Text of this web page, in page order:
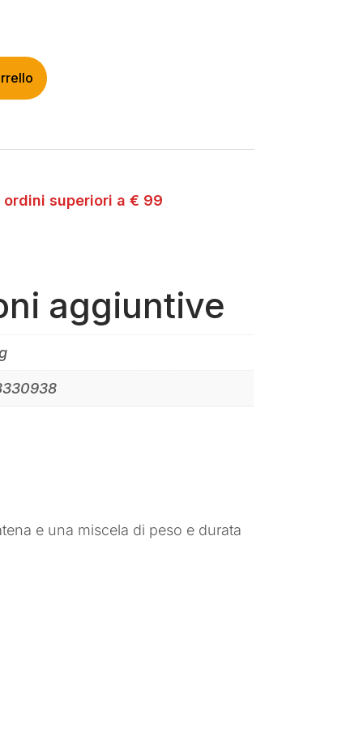
superiori a € 99
aggiuntive
e una miscela di peso e durata